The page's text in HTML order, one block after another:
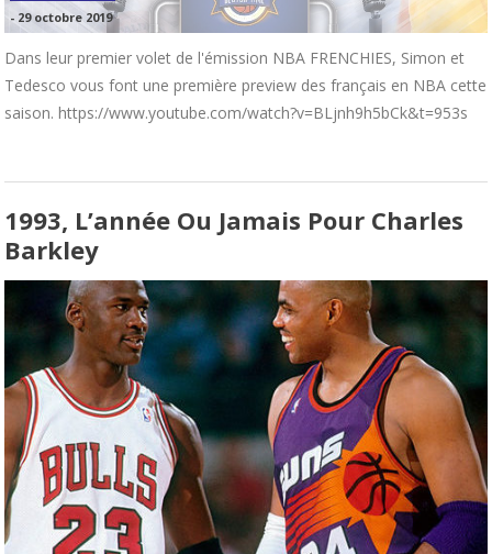
- 29 octobre 2019
Dans leur premier volet de l'émission NBA FRENCHIES, Simon et
Tedesco vous font une première preview des français en NBA cette
saison. https://www.youtube.com/watch?v=BLjnh9h5bCk&t=953s
1993, L’année Ou Jamais Pour Charles
Barkley